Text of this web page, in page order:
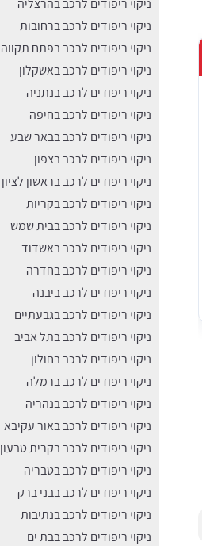
ניקוי ריפודים לרכב בהרצליה
ניקוי ריפודים לרכב ברחובות
ניקוי ריפודים לרכב בפתח תקווה
ניקוי ריפודים לרכב באשקלון
ניקוי ריפודים לרכב בנתניה
ניקוי ריפודים לרכב בחיפה
ניקוי ריפודים לרכב בבאר שבע
ניקוי ריפודים לרכב בצפון
ניקוי ריפודים לרכב בראשון לציון
ניקוי ריפודים לרכב בקריות
ניקוי ריפודים לרכב בבית שמש
ניקוי ריפודים לרכב באשדוד
ניקוי ריפודים לרכב בחדרה
ניקוי ריפודים לרכב ביבנה
ניקוי ריפודים לרכב בגבעתיים
ניקוי ריפודים לרכב בתל אביב
ניקוי ריפודים לרכב בחולון
ניקוי ריפודים לרכב ברמלה
ניקוי ריפודים לרכב בנהריה
ניקוי ריפודים לרכב באור עקיבא
ניקוי ריפודים לרכב בקרית טבעון
ניקוי ריפודים לרכב בטבריה
ניקוי ריפודים לרכב בבני ברק
ניקוי ריפודים לרכב בנתיבות
ניקוי ריפודים לרכב בבת ים